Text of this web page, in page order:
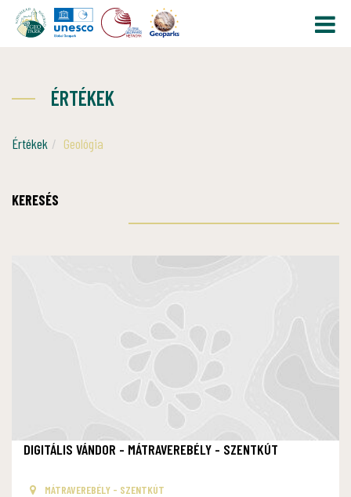
ÉRTÉKEK
Értékek Geológia
KERESÉS
DIGITÁLIS VÁNDOR - MÁTRAVEREBÉLY - SZENTKÚT
MÁTRAVEREBÉLY - SZENTKÚT